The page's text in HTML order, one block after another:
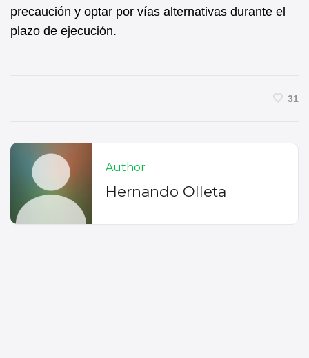
precaución y optar por vías alternativas durante el
plazo de ejecución.
31
Author
Hernando Olleta